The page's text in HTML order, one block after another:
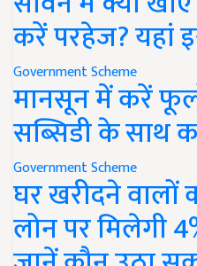
करें परहेज? यहां
Government Scheme
मानसून में करें
सब्सिडी के साथ
Government Scheme
घर खरीदने वालों
लोन पर मिलेगी